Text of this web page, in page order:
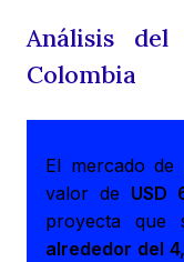
Análisis
Colombia
El mercado de
valor de USD
proyecta que
alrededor del